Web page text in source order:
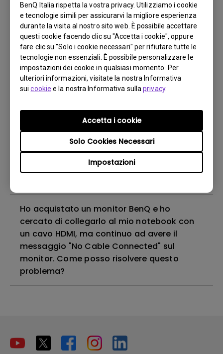
BenQ Italia rispetta la vostra privacy. Utilizziamo i cookie
e tecnologie simili per assicurarvi la migliore esperienza
durante la visita al nostro sito web. È possibile accettare
questi cookie facendo clic su "Accetta i cookie", oppure
fare clic su "Solo i cookie necessari" per rifiutare tutte le
tecnologie non essenziali. È possibile personalizzare le
impostazioni dei cookie in qualsiasi momento. Per
ulteriori informazioni, visitate la nostra Informativa
suicookie e la nostra Informativa sullaprivacy.
Impostazioni
Solo Cookies Necessari
Accetta i cookie
Ultimate (PMU)?
Perché non posso utilizzare X-rite i1 Display
Plus per calibrare il mio monitor tramite il
software PMU (Palette Master Ultimate)?
Perché viene visualizzato un messaggio di
collegato" quando la connessione tra PMU e
il mio monitor BenQ fallisce? Come posso
risolvere questo?
Perché il mio monitor non rileva
Ho acquistato un monitor BenQ e ho
cercato di collegarlo al mio notebook con
un cavo HDMI, ma continuo ad avere il
messaggio "No Cable Connected" sul
monitor. Come posso risolvere questo
problema?